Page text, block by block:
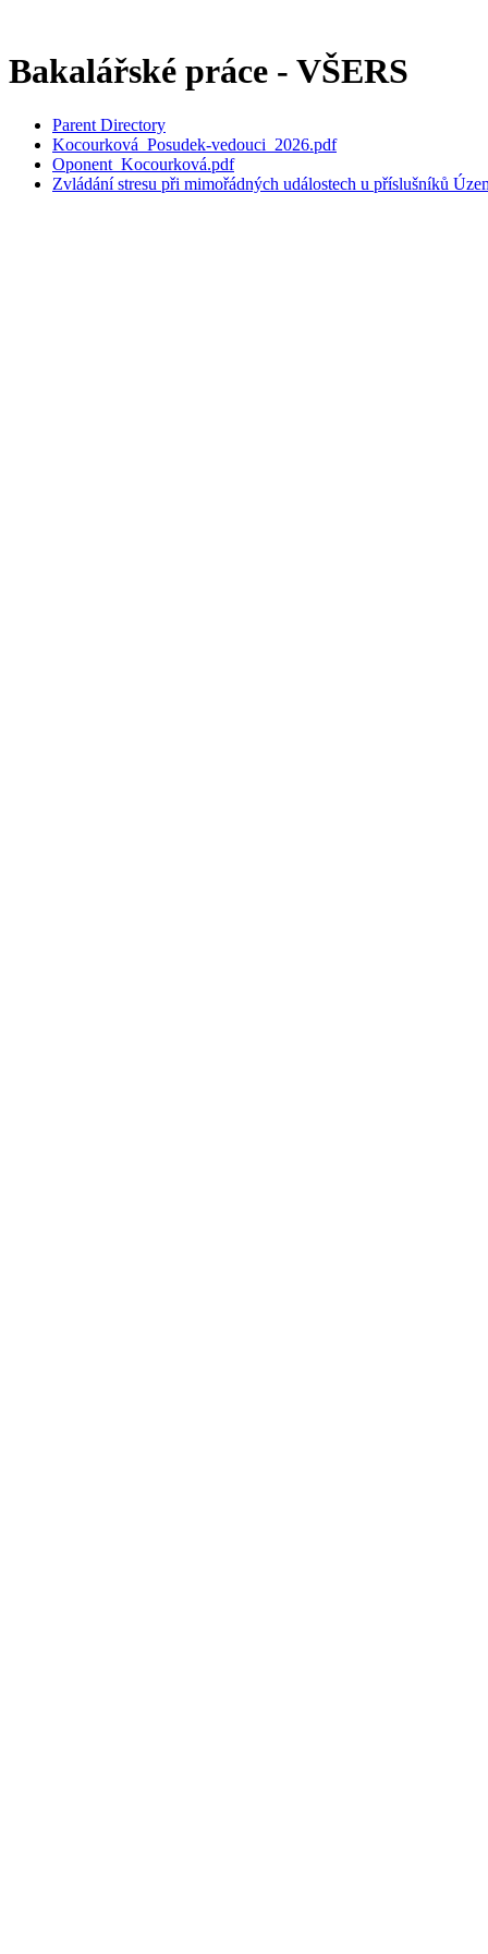
Bakalářské práce - VŠERS
Parent Directory
Kocourková_Posudek-vedouci_2026.pdf
Oponent_Kocourková.pdf
Zvládání stresu při mimořádných událostech u příslušníků